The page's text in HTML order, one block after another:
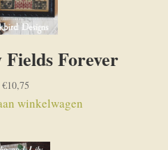
Forever
€10,75
winkelwagen